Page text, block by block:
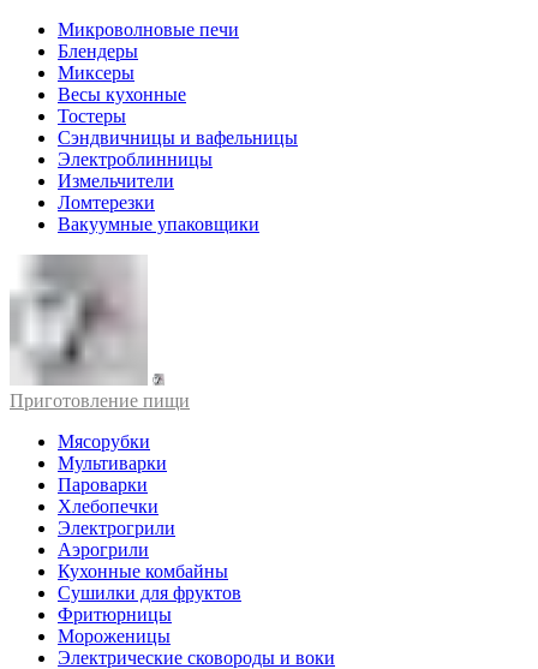
Микроволновые печи
Блендеры
Миксеры
Весы кухонные
Тостеры
Сэндвичницы и вафельницы
Электроблинницы
Измельчители
Ломтерезки
Вакуумные упаковщики
Приготовление пищи
Мясорубки
Мультиварки
Пароварки
Хлебопечки
Электрогрили
Аэрогрили
Кухонные комбайны
Сушилки для фруктов
Фритюрницы
Мороженицы
Электрические сковороды и воки